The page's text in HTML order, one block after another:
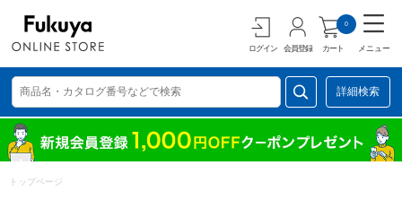
ログイン 会員登録 カート
0
メニュー
詳細検索
トップページ